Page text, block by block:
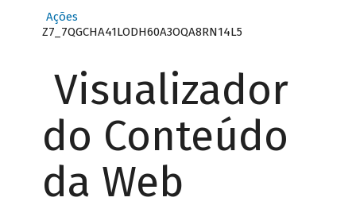
Ações
Z7_7QGCHA41LODH60A3OQA8RN14L5
Visualizador
do Conteúdo
da Web